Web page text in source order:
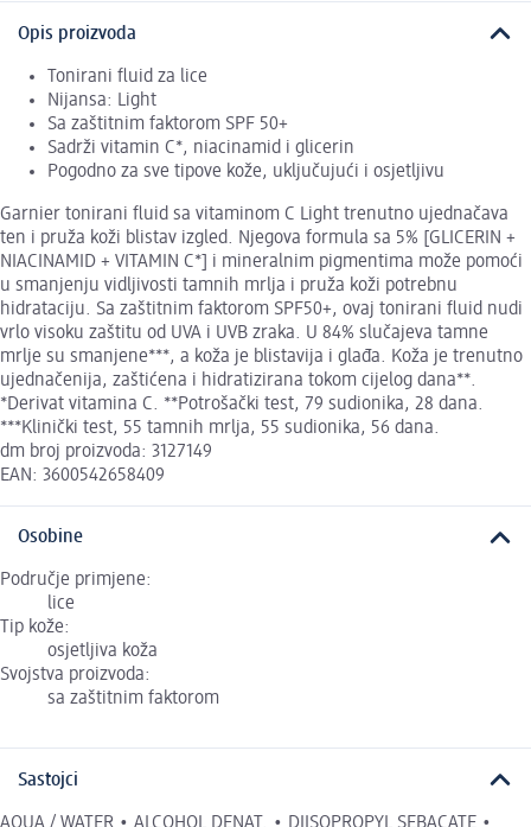
Opis proizvoda
Tonirani fluid za lice
Nijansa: Light
Sa zaštitnim faktorom SPF 50+
Sadrži vitamin C*, niacinamid i glicerin
Pogodno za sve tipove kože, uključujući i osjetljivu
Garnier tonirani fluid sa vitaminom C Light trenutno ujednačava
ten i pruža koži blistav izgled. Njegova formula sa 5% [GLICERIN +
NIACINAMID + VITAMIN C*] i mineralnim pigmentima može pomoći
u smanjenju vidljivosti tamnih mrlja i pruža koži potrebnu
hidrataciju. Sa zaštitnim faktorom SPF50+, ovaj tonirani fluid nudi
vrlo visoku zaštitu od UVA i UVB zraka. U 84% slučajeva tamne
mrlje su smanjene***, a koža je blistavija i glađa. Koža je trenutno
ujednačenija, zaštićena i hidratizirana tokom cijelog dana**.
*Derivat vitamina C. **Potrošački test, 79 sudionika, 28 dana.
***Klinički test, 55 tamnih mrlja, 55 sudionika, 56 dana.
dm broj proizvoda: 3127149
EAN: 3600542658409
Osobine
Područje primjene:
lice
Tip kože:
osjetljiva koža
Svojstva proizvoda:
sa zaštitnim faktorom
Sastojci